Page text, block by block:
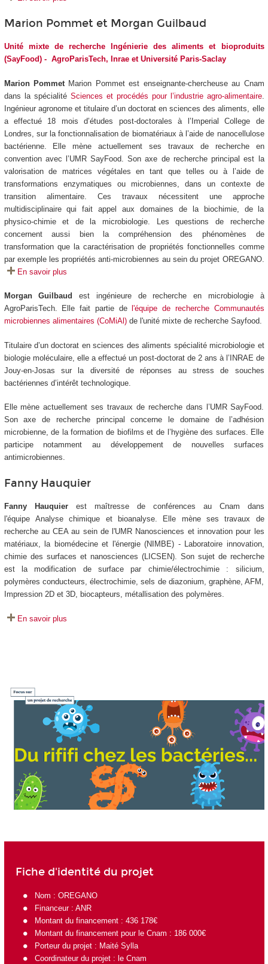
Marion Pommet et Morgan Guilbaud
Unité mixte de recherche Ingénierie des aliments et bioproduits
(SayFood) - AgroParisTech, Inrae et Université Paris-Saclay
Marion PommetMarion Pommet est enseignante-chercheuse au Cnam
dans la spécialité Sciences et procédés pour l’industrie agro-alimentaire.
Ingénieur agronome et titulaire d’un doctorat en sciences des aliments, elle
a effectué 18 mois d’études post-doctorales à l’Imperial College de
Londres, sur la fonctionnalisation de biomatériaux à l’aide de nanocellulose
bactérienne. Elle mène actuellement ses travaux de recherche en
convention avec l’UMR SayFood. Son axe de recherche principal est la
valorisation de matrices végétales en tant que telles ou à l’aide de
transformations enzymatiques ou microbiennes, dans un contexte de
transition alimentaire. Ces travaux nécessitent une approche
multidisciplinaire qui fait appel aux domaines de la biochimie, de la
physico-chimie et de la microbiologie. Les questions de recherche
concernent aussi bien la compréhension des phénomènes de
transformation que la caractérisation de propriétés fonctionnelles comme
par exemple les propriétés anti-microbiennes au sein du projet OREGANO.
En savoir plus
Morgan Guilbaud
est ingénieure de recherche en microbiologie à
AgroParisTech. Elle fait partie de
l'équipe de recherche Communautés
microbiennes alimentaires (CoMiAl)de l'unité mixte de recherche Sayfood.
Titulaire d’un doctorat en sciences des aliments spécialité microbiologie et
biologie moléculaire, elle a effectué un post-doctorat de 2 ans à l’INRAE de
Jouy-en-Josas sur la diversité de réponses au stress de souches
bactériennes d’intérêt technologique.
Elle mène actuellement ses travaux de recherche dans l’UMR SayFood.
Son axe de recherche principal concerne le domaine de l’adhésion
microbienne, de la formation de biofilms et de l’hygiène des surfaces. Elle
participe notamment au développement de nouvelles surfaces
antimicrobiennes.
Fanny Hauquier
Fanny Hauquierest maîtresse de conférences au Cnam dans
l'équipe Analyse chimique et bioanalyse. Elle mène ses travaux de
recherche au CEA au sein de l'UMR Nanosciences et innovation pour les
matériaux, la biomédecine et l'énergie (NIMBE) - Laboratoire innovation,
chimie des surfaces et nanosciences (LICSEN). Son sujet de recherche
est la modification de surface par chimie/électrochimie : silicium,
polymères conducteurs, électrochimie, sels de diazonium, graphène, AFM,
Impression 2D et 3D, biocapteurs, métallisation des polymères.
En savoir plus
Fiche d'identité du projet
Nom : OREGANO
Financeur : ANR
Montant du financement : 436 178€
Montant du financement pour le Cnam : 186 000€
Porteur du projet : Maité Sylla
Coordinateur du projet : le Cnam